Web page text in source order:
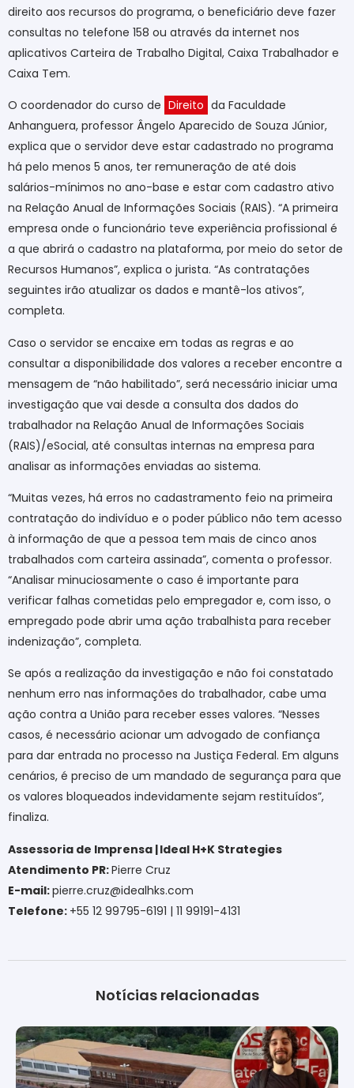
direito aos recursos do programa, o beneficiário deve fazer
consultas no telefone 158 ou através da internet nos
aplicativos Carteira de Trabalho Digital, Caixa Trabalhador e
Caixa Tem.
O coordenador do curso de Direito da Faculdade
Anhanguera, professor Ângelo Aparecido de Souza Júnior,
explica que o servidor deve estar cadastrado no programa
há pelo menos 5 anos, ter remuneração de até dois
salários-mínimos no ano-base e estar com cadastro ativo
na Relação Anual de Informações Sociais (RAIS). “A primeira
empresa onde o funcionário teve experiência profissional é
a que abrirá o cadastro na plataforma, por meio do setor de
Recursos Humanos”, explica o jurista. “As contratações
seguintes irão atualizar os dados e mantê-los ativos”,
completa.
Caso o servidor se encaixe em todas as regras e ao
consultar a disponibilidade dos valores a receber encontre a
mensagem de “não habilitado”, será necessário iniciar uma
investigação que vai desde a consulta dos dados do
trabalhador na Relação Anual de Informações Sociais
(RAIS)/eSocial, até consultas internas na empresa para
analisar as informações enviadas ao sistema.
“Muitas vezes, há erros no cadastramento feio na primeira
contratação do indivíduo e o poder público não tem acesso
à informação de que a pessoa tem mais de cinco anos
trabalhados com carteira assinada”, comenta o professor.
“Analisar minuciosamente o caso é importante para
verificar falhas cometidas pelo empregador e, com isso, o
empregado pode abrir uma ação trabalhista para receber
indenização”, completa.
Se após a realização da investigação e não foi constatado
nenhum erro nas informações do trabalhador, cabe uma
ação contra a União para receber esses valores. “Nesses
casos, é necessário acionar um advogado de confiança
para dar entrada no processo na Justiça Federal. Em alguns
cenários, é preciso de um mandado de segurança para que
os valores bloqueados indevidamente sejam restituídos”,
finaliza.
Assessoria de Imprensa | Ideal H+K Strategies
Atendimento PR:Pierre Cruz
E-mail:pierre.cruz@idealhks.com
Telefone: +55 12 99795-6191 | 11 99191-4131
Notícias relacionadas